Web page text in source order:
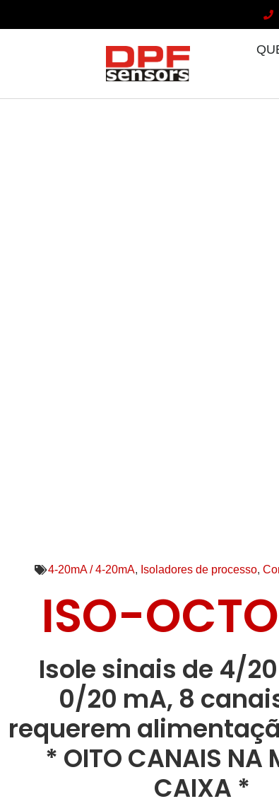
4-20mA / 4-20mA, Isoladores de processo,
ISO-
Isole sinais de 4/
0/20 mA, 8
requerem
* OITO CANAIS NA
CAIXA *